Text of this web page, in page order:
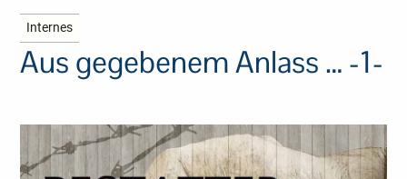
Internes
Aus gegebenem Anlass … -1-